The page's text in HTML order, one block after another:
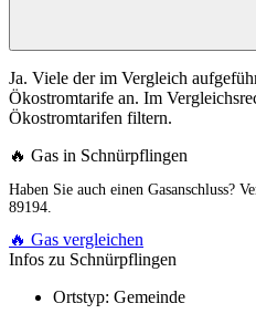
Ja. Viele der im Vergleich
Ökostromtarife an. Im
Ökostromtarifen filtern.
🔥 Gas in Schnürpflingen
Haben Sie auch einen Gasanschluss?
89194.
🔥 Gas vergleichen
Infos zu Schnürpflingen
Ortstyp: Gemeinde